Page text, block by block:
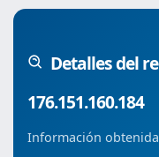
Detalles del
176.151.160.184
Información